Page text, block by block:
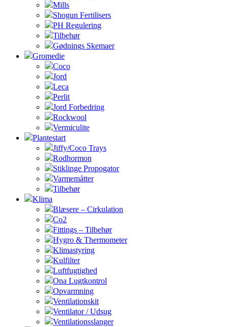
Mills
Shogun Fertilisers
PH Regulering
Tilbehør
Gødnings Skemaer
Gromedie
Coco
Jord
Leca
Perlit
Jord Forbedring
Rockwool
Vermiculite
Plantestart
Jiffy/Coco Trays
Rodhormon
Stiklinge Propogator
Varmemåtter
Tilbehør
Klima
Blæsere – Cirkulation
Co2
Fittings – Tilbehør
Hygro & Thermometer
Klimastyring
Kulfilter
Luftfugtighed
Ona Lugtkontrol
Opvarmning
Ventilationskit
Ventilator / Udsug
Ventilationsslanger